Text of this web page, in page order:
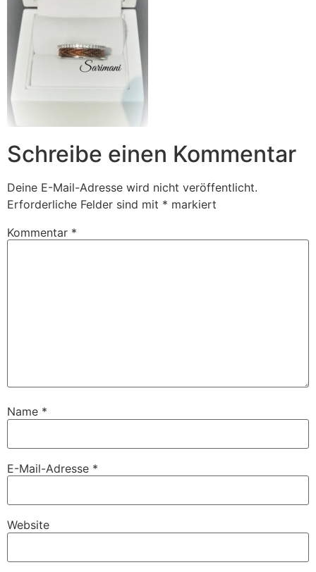
Schreibe einen Kommentar
Deine E-Mail-Adresse wird nicht veröffentlicht.
Erforderliche Felder sind mit * markiert
Kommentar *
Name *
E-Mail-Adresse *
Website